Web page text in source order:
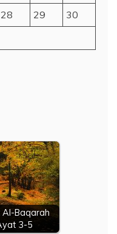
28 29
30
Al-Baqarah
3-5